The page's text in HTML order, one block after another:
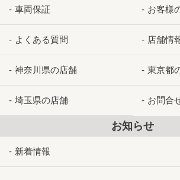
車両保証 お客様
よくある質問 店舗情
神奈川県の店舗 東京都
埼玉県の店舗 お問合
お知らせ
新着情報